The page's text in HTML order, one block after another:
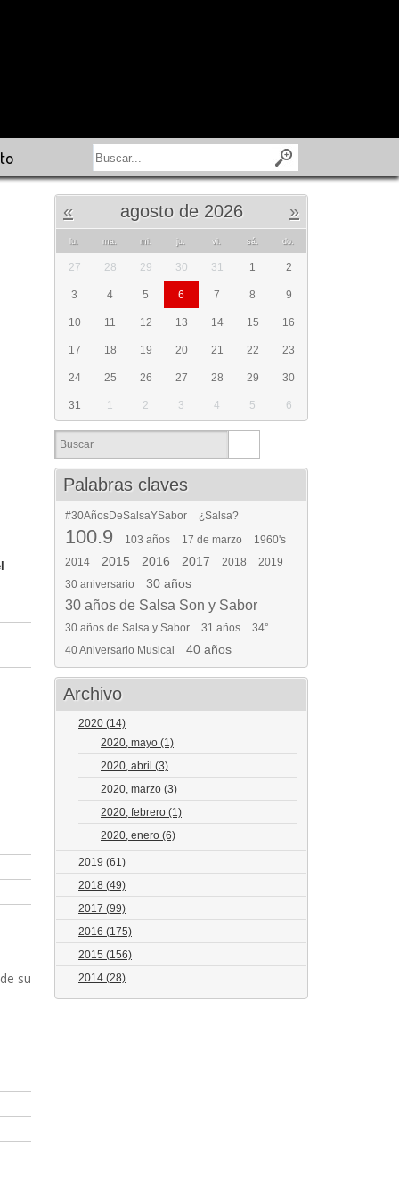
su
« agosto de 2026 »
lu. ma. mi. ju. vi. sá. do.
27 28 29 30 31 1 2
3 4 5 6 7 8 9
10 11 12 13 14 15 16
17 18 19 20 21 22 23
24 25 26 27 28 29 30
31 1 2 3 4 5 6
Palabras claves
#30AñosDeSalsaYSabor ¿Salsa?
100.9 103 años 17 de marzo
1960's
2014
2015 2016 2017 2018
2019
30 aniversario
30 años
30 años de Salsa Son y Sabor
30 años de Salsa y Sabor 31 años
34°
40 Aniversario Musical
40 años
Archivo
2020 (14)
2020, mayo (1)
2020, abril (3)
2020, marzo (3)
2020, febrero (1)
2020, enero (6)
2019 (61)
2018 (49)
2017 (99)
2016 (175)
2015 (156)
2014 (28)